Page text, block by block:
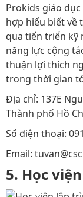
Prokids giáo
hợp hiểu biết về
qua tiến triển kỹ
năng lực cộng
thuận lợi thích
trong thời gian
Địa chỉ: 137E
Thành phố Hồ
Số điện thoại:
Email:
5. Học